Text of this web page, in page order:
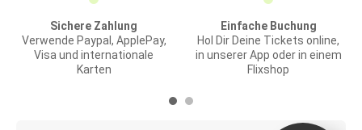
Sichere Zahlung
Verwende Paypal, ApplePay,
Visa und internationale
Karten
Einfache Buchung
Hol Dir Deine Tickets online,
in unserer App oder in einem
Flixshop